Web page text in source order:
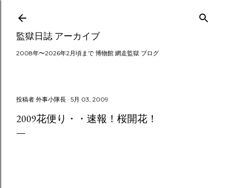
スキップしてメイン コンテンツに移動
監獄日誌 アーカイブ
2008年〜2026年2月頃まで 博物館 網走監獄 ブログ
投稿者 外事小隊長 5月 03, 2009
2009花便り・・速報！桜開花！